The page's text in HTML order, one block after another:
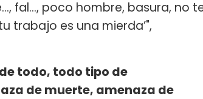
fal..., poco hombre, basura, no
trabajo es una mierda’",
todo, todo tipo de
de muerte, amenaza de